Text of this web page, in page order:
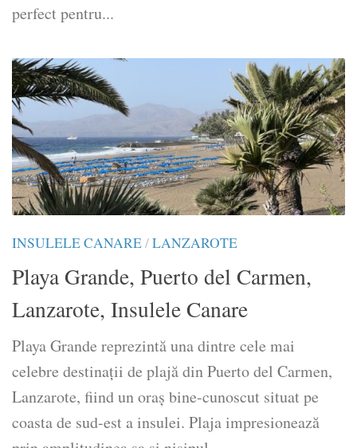
perfect pentru...
INSULELE CANARE/LANZAROTE
Playa Grande, Puerto del Carmen,
Lanzarote, Insulele Canare
Playa Grande reprezintă una dintre cele mai
celebre destinații de plajă din Puerto del Carmen,
Lanzarote, fiind un oraș bine-cunoscut situat pe
coasta de sud-est a insulei. Plaja impresionează